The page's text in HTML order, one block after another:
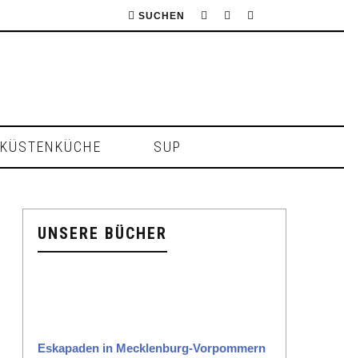
SUCHEN
KÜSTENKÜCHE SUP
UNSERE BÜCHER
Eska­paden in Meck­len­burg-Vor­pom­mern